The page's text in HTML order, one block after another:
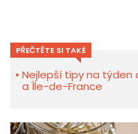
PŘEČTĚTE SI TAKÉ
Nejlepší tipy na týden
a Île-de-France